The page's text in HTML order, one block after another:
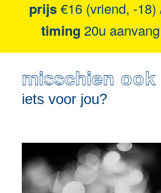
prijs€16 (vriend, -18)
timing 20u
misschien ook
iets voor jou?